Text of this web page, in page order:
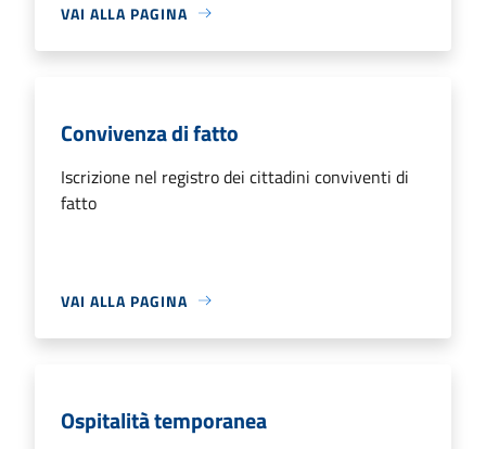
VAI ALLA PAGINA
Convivenza di fatto
Iscrizione nel registro dei cittadini conviventi di
fatto
VAI ALLA PAGINA
Ospitalità temporanea